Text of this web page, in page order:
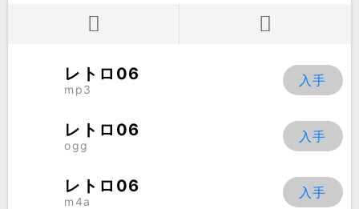
レトロ06
mp3
レトロ06
ogg
レトロ06
m4a